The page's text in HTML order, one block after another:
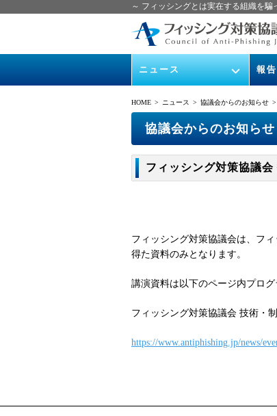
～ フィッシングとは実在する組織を
ニュース
緊急情報
協議会からのお知らせ
ニュース記事集
報
ガイ
フ
協議
HOME > ニュース > 協議会からのお知らせ
協議会からのお知らせ
フィッシング対策協議
フィッシング対策協議会は、フ
得た資料のみとなります。
講演資料は以下のページ内プログ
フィッシング対策協議会 技術・
https://www.antiphishing.jp/news/